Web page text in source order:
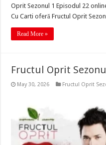
Oprit Sezonul 1 Episodul 22
Cu Carti oferă Fructul Oprit
Read More »
Fructul Oprit
May 30, 2026 Fructul Oprit